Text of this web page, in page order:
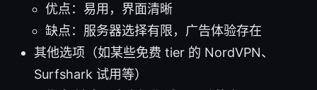
优点：易用，界面清晰
缺点：服务器选择有限，广告体验存在
其他选项（如某些免费 tier 的 NordVPN、
Surfshark 试用等）